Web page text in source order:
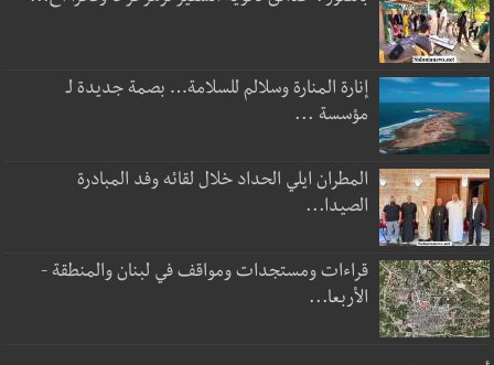
إنارة المنارة وسلالم للسلامة… بصمة جديدة لـ
مؤسسة ...
المطران ايلي الحداد خلال لقائه وفد المبادرة
الصيدا...
قراءات ومستجدات ومواقف في لبنان والمنطقة -
الأربعا...